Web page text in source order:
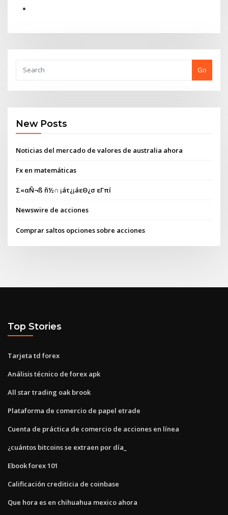
Go
New Posts
Noticias del mercado de valores de australia ahora
Fx en matemáticas
Σ«αÑ¬ß ñ½∩ ¡áτ¿¡áεΘ¿σ εΓπí
Newswire de acciones
Comprar saltos opciones sobre acciones
Top Stories
Tarjeta td forex
Análisis técnico de forex apk
All star trading oak brook
Plataforma de comercio de papel etrade
Cuenta de práctica de comercio de acciones en línea
¿cuántos bitcoins se extraen por día_
Ebook forex 101
Calificación crediticia de coinbase
Que hora es en chihuahua mexico ahora